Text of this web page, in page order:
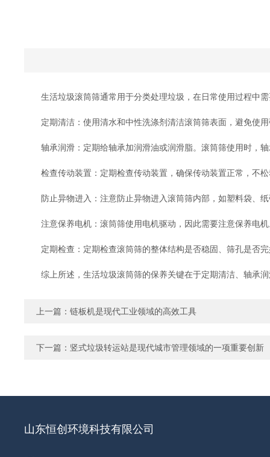
生活垃圾滚筒筛通常用于分类处理垃圾，在日常使用过程中需
定期清洁：使用清水和中性洗涤剂清洁滚筒筛表面，避免使用
轴承润滑：定期给轴承加润滑油或润滑脂。滚筒筛使用时，轴
检查传动装置：定期检查传动装置，确保传动装置正常，不松
防止异物进入：注意防止异物进入滚筒筛内部，如塑料袋、纸
注意保养电机：滚筒筛使用电机驱动，因此需要注意保养电机
定期检查：定期检查滚筒筛的整体结构是否稳固、筛孔是否完
综上所述，生活垃圾滚筒筛的保养关键在于定期清洁、轴承润
上一篇： 链板机是现代工业领域的高效工具
下一篇： 竖式垃圾转运站是现代城市管理领域的一项重要创新
山东恒创环境科技有限公司